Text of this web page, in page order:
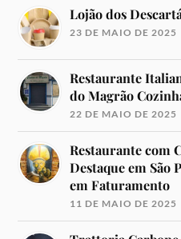
Lojão dos
23 DE MAIO DE 2025
Restaurante
do Magrão
22 DE MAIO DE 2025
Restaurante com
Destaque em São
em Faturamento
11 DE MAIO DE 2025